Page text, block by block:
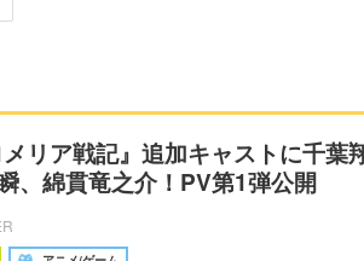
リア戦記』追加キャストに千葉
、綿貫竜之介！PV第1弾公開